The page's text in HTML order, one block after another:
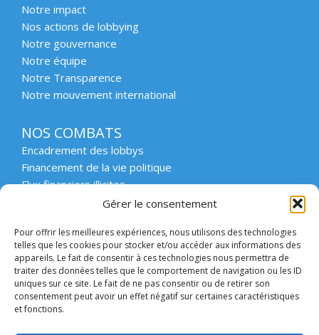
Gérer le consentement
Pour offrir les meilleures expériences, nous utilisons des technologies
telles que les cookies pour stocker et/ou accéder aux informations des
appareils. Le fait de consentir à ces technologies nous permettra de
traiter des données telles que le comportement de navigation ou les ID
uniques sur ce site. Le fait de ne pas consentir ou de retirer son
consentement peut avoir un effet négatif sur certaines caractéristiques
et fonctions.
Notre impact
Nos actions de lobbying
Notre gouvernance
Notre équipe
Notre Transparence
Notre mouvement international
NOS COMBATS
Encadrement des lobbys
Financement de la vie politique
Flux financiers illicites
Intégrité et transparence du secteur privé
Protection des lanceurs d’alerte
Affaires emblématiques
Etat de droit et démocratie
ACCOMPAGNER